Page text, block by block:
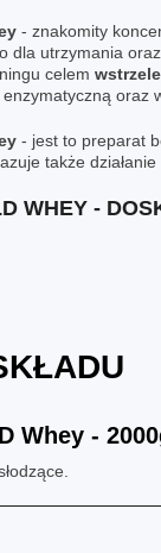
- znakomity
dla utrzymania
celem
enzymatyczną
- jest to preparat
także
WHEY -
Whey -